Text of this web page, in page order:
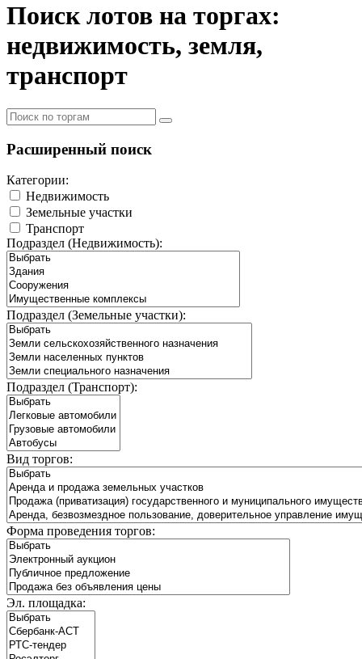
Поиск лотов на торгах:
недвижимость, земля,
транспорт
Расширенный поиск
Категории:
Недвижимость
Земельные участки
Транспорт
Подраздел (Недвижимость):
Подраздел (Земельные участки):
Подраздел (Транспорт):
Вид торгов:
Форма проведения торгов:
Эл. площадка: